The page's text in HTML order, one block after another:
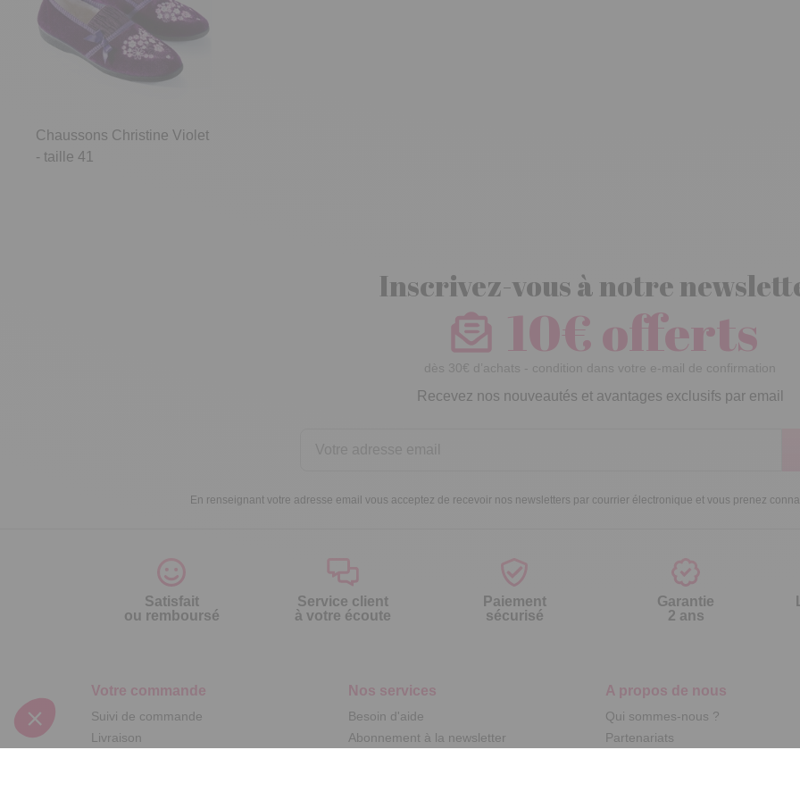
Chaussons Christine Violet
- taille 41
Inscrivez-vous à notre
10€ offerts
dès 30€ d’achats - condition dans votre e-mail de confirmation
Recevez nos nouveautés et avantages exclusifs par email
En renseignant votre adresse email vous acceptez de recevoir nos newsletters par courrier électronique et vous prenez
Satisfait
ou remboursé
Service client
à votre écoute
Paiement
sécurisé
Garantie
2 ans
Votre commande
Suivi de commande
Livraison
Nos services
Besoin d'aide
Abonnement à la newsletter
A propos de nous
Qui sommes-nous ?
Partenariats